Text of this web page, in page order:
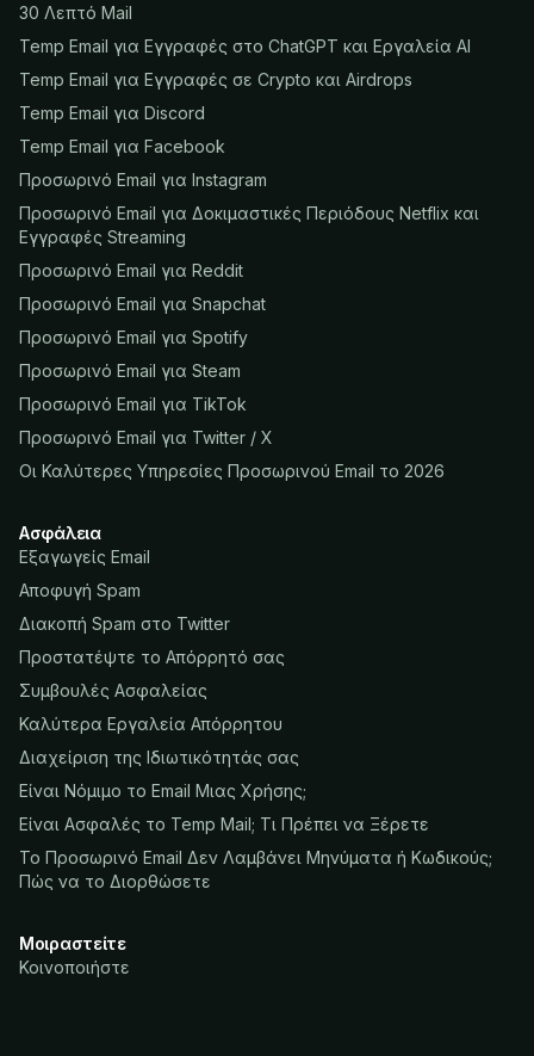
30 Λεπτό Mail
Temp Email για Εγγραφές στο ChatGPT και Εργαλεία AI
Temp Email για Εγγραφές σε Crypto και Airdrops
Temp Email για Discord
Temp Email για Facebook
Προσωρινό Email για Instagram
Προσωρινό Email για Δοκιμαστικές Περιόδους Netflix και
Εγγραφές Streaming
Προσωρινό Email για Reddit
Προσωρινό Email για Snapchat
Προσωρινό Email για Spotify
Προσωρινό Email για Steam
Προσωρινό Email για TikTok
Προσωρινό Email για Twitter / X
Οι Καλύτερες Υπηρεσίες Προσωρινού Email το 2026
Ασφάλεια
Εξαγωγείς Email
Αποφυγή Spam
Διακοπή Spam στο Twitter
Προστατέψτε το Απόρρητό σας
Συμβουλές Ασφαλείας
Καλύτερα Εργαλεία Απόρρητου
Διαχείριση της Ιδιωτικότητάς σας
Είναι Νόμιμο το Email Μιας Χρήσης;
Είναι Ασφαλές το Temp Mail; Τι Πρέπει να Ξέρετε
Το Προσωρινό Email Δεν Λαμβάνει Μηνύματα ή Κωδικούς;
Πώς να το Διορθώσετε
Μοιραστείτε
Κοινοποιήστε